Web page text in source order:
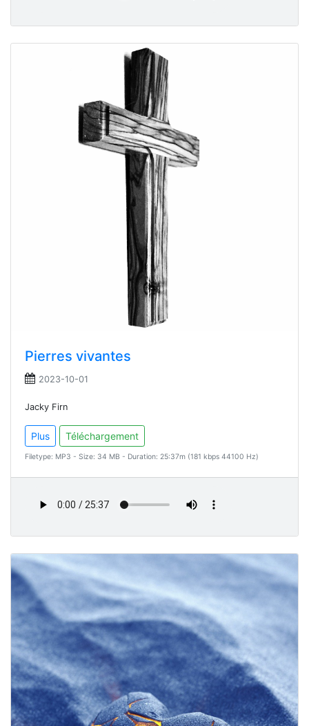
Pierres vivantes
2023-10-01
Jacky Firn
Plus Téléchargement
Filetype: MP3 - Size: 34 MB - Duration: 25:37m (181 kbps 44100 Hz)